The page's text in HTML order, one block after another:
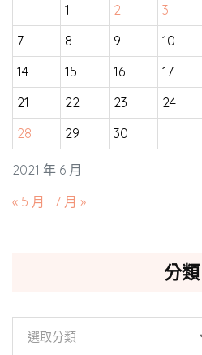
2021 年 6 月
1
2 3
7
8 9 10
14
15 16 17
21
22 23 24
28
29 30
« 5 月 7 月 »
分類